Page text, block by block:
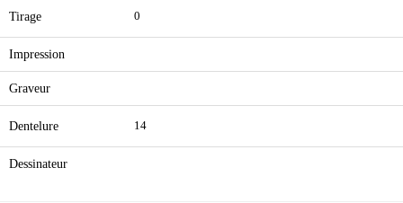
Tirage 0
Impression
Graveur
Dentelure 14
Dessinateur